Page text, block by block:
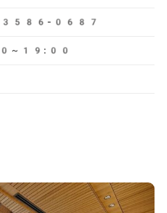
3586-0687
～19:00